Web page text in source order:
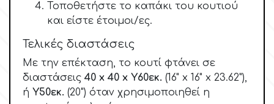
Παιδικά
Fractal Colors
Hamilworth
Τοποθετήστε το καπάκι του κουτιού
και είστε έτοιμοι/ες.
Τελικές διαστάσεις
Με την επέκταση, το κουτί φτάνει σε
διαστάσεις 40 x 40 x Υ60εκ. (16" x 16" x 23.62"),
ή Υ50εκ. (20") όταν χρησιμοποιηθεί η